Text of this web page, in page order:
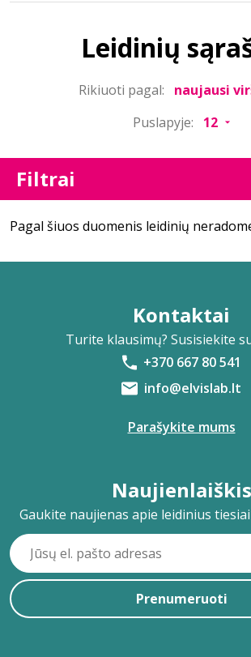
Leidinių
Rikiuoti pagal:
Puslapyje:
Filtrai
Pagal šiuos duomenis leidinių
Kontaktai
Turite klausimų? Susisiekite
+370 667 80 541
info@elvislab.lt
Parašykite mums
Naujienlaiškis
Gaukite naujienas apie leidinius
Prenumeruoti